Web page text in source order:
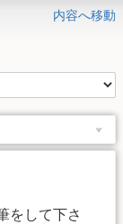
内容へ移動
をして下さ